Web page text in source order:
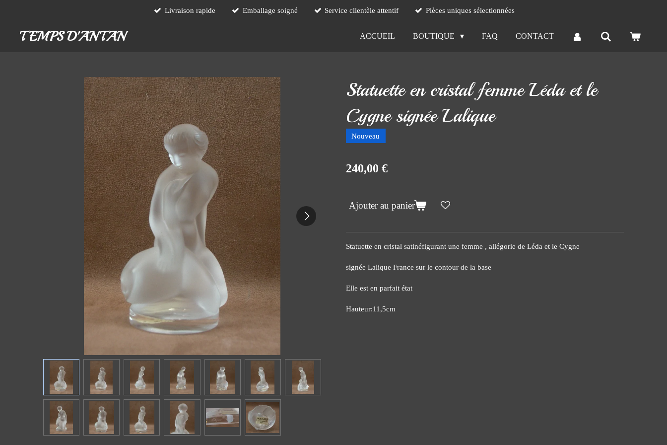
contenu
Livraison rapide Emballage soigné Service clientèle attentif Pièces uniques sélectionnées
TEMPS D'ANTAN ACCUEIL BOUTIQUE FAQ CONTACT
Statuette en cristal femme Léda et le
Cygne signée Lalique
Nouveau
240,00 €
Ajouter au panier
Statuette en cristal satinéfigurant une femme , allégorie de Léda et le Cygne
signée Lalique France sur le contour de la base
Elle est en parfait état
Hauteur:11,5cm